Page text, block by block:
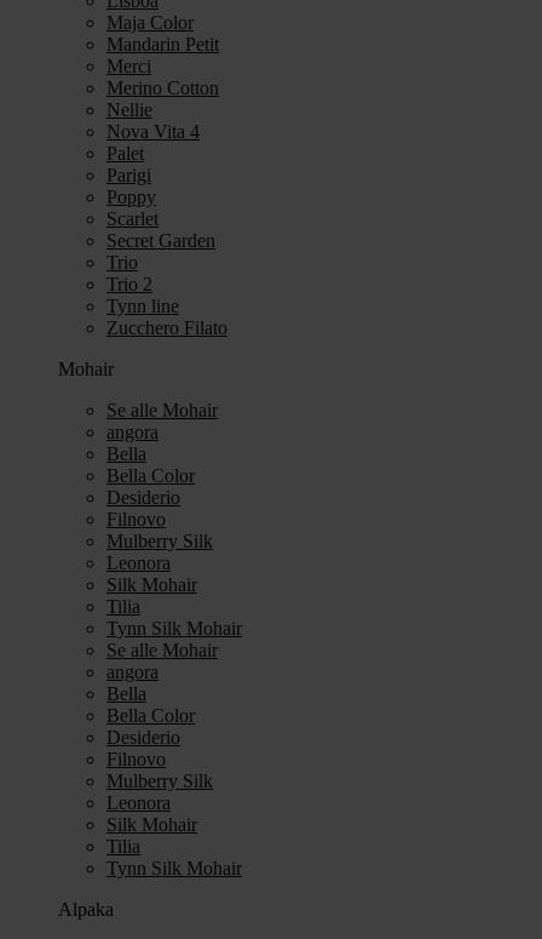
Maja Color
Mandarin Petit
Merci
Merino Cotton
Nellie
Nova Vita 4
Palet
Parigi
Poppy
Scarlet
Secret Garden
Trio
Trio 2
Tynn line
Zucchero Filato
Mohair
Se alle Mohair
angora
Bella
Bella Color
Desiderio
Filnovo
Mulberry Silk
Leonora
Silk Mohair
Tilia
Tynn Silk Mohair
Se alle Mohair
angora
Bella
Bella Color
Desiderio
Filnovo
Mulberry Silk
Leonora
Silk Mohair
Tilia
Tynn Silk Mohair
Alpaka